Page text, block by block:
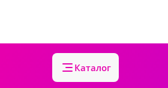
Каталог